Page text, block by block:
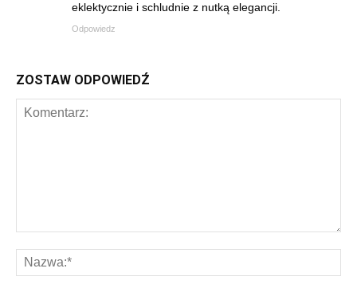
eklektycznie i schludnie z nutką elegancji.
Odpowiedz
ZOSTAW ODPOWIEDŹ